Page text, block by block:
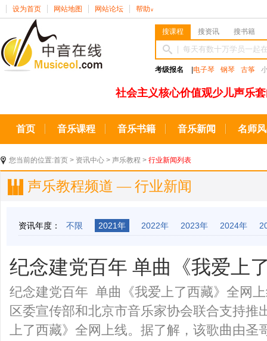
设为首页 网站地图 网站论坛 帮助 ∨
搜课程 搜资讯 搜书籍
考级报名 电子琴 钢琴 古筝
社会主义核心价值观少儿声乐
首页 音乐课程 音乐书籍 音乐新闻 名师
您当前的位置:首页 > 资讯中心 > 声乐教程 > 行业新闻列表
声乐教程频道 — 行业新闻
资讯年度： 不限 2021年 2022年 2023年 2024年
纪念建党百年 单曲《我爱上
纪念建党百年 单曲《我爱上了西藏》全网
区委宣传部和北京市音乐家协会联合支持推
上了西藏》全网上线。据了解，该歌曲由圣